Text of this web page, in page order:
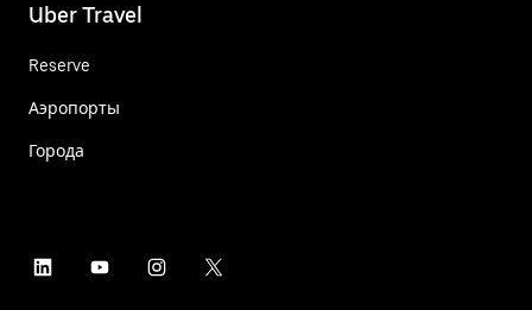
Uber Travel
Reserve
Аэропорты
Города